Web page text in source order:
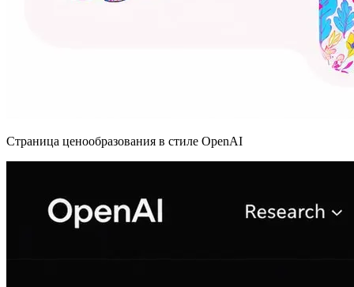
Страница ценообразования в стиле OpenAI